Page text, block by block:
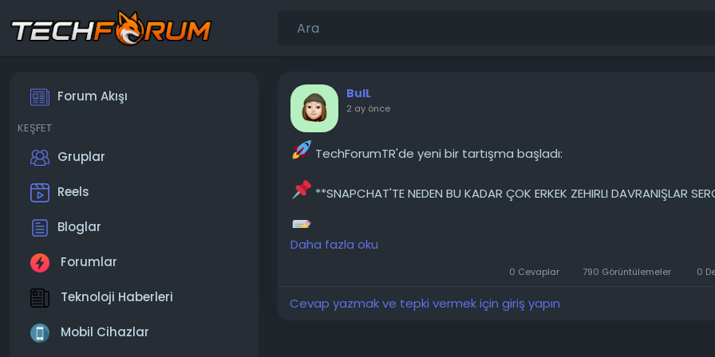
Forum Akışı
KEŞFET
Gruplar
Reels
Bloglar
Forumlar
Teknoloji Haberleri
Mobil Cihazlar
BulL
2 ay önce
TechForumTR'de yeni bir tartışma başladı:
**SNAPCHAT'TE NEDEN BU KADAR ÇOK ERKEK ZEHIRLI DAVRANIŞLAR
bulursam genellikle arkadaşlık isteğini kabul ediyorum. Ancak bana
erkeklerin çoğu kısa sürede zehirli davranışlar sergilemeye başlıyor. Bu
gerçek hayatta, tanıdığım insanlarla böyle değil. Snapchat'teki...
Daha fazla oku
0 Cevaplar 790 Görüntülemeler 0
Cevap yazmak ve tepki vermek için giriş yapın